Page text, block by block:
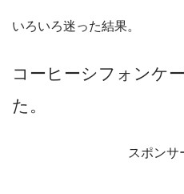
いろいろ迷った結果。
コーヒーシフォンケ
た。
スポンサ